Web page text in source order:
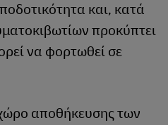
και, κατά
προκύπτει
να φορτωθεί σε
αποθήκευσης των